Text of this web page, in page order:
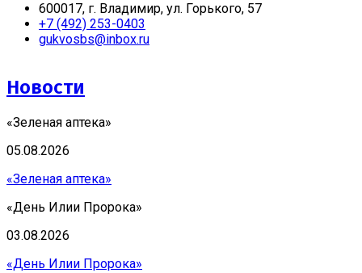
600017, г. Владимир, ул. Горького, 57
+7 (492) 253-0403
gukvosbs@inbox.ru
Новости
«Зеленая аптека»
05.08.2026
«Зеленая аптека»
«День Илии Пророка»
03.08.2026
«День Илии Пророка»